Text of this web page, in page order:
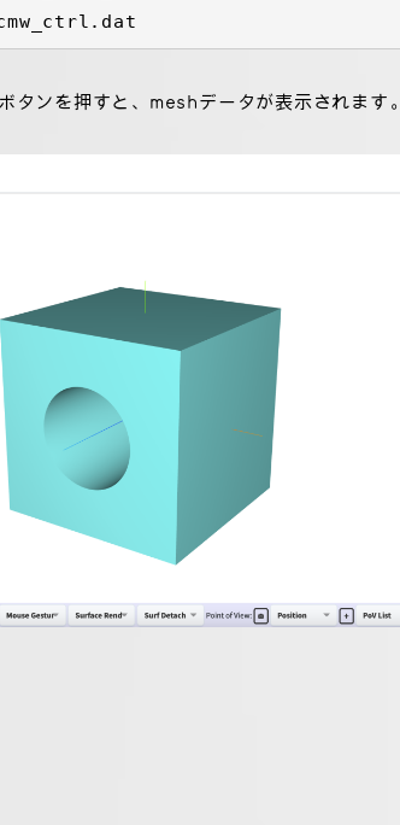
ンを押すと、meshデータが表示されます。